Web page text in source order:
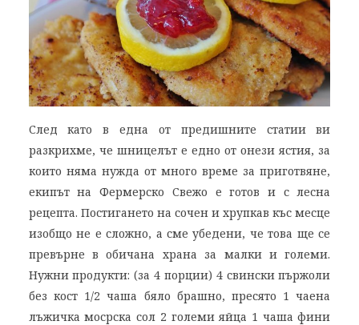
След като в една от предишните статии ви
разкрихме, че шницелът е едно от онези ястия, за
които няма нужда от много време за приготвяне,
екипът на Фермерско Свежо е готов и с лесна
рецепта. Постигането на сочен и хрупкав къс месце
изобщо не е сложно, а сме убедени, че това ще се
превърне в обичана храна за малки и големи.
Нужни продукти: (за 4 порции) 4 свински пържоли
без кост 1/2 чаша бяло брашно, пресято 1 чаена
лъжичка мосрска сол 2 големи яйца 1 чаша фини